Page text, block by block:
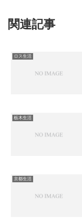
関連記事
ロス生活
栃木生活
京都生活